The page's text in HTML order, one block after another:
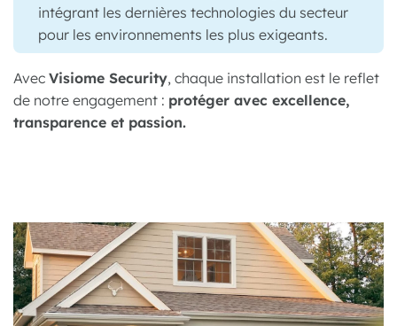
intégrant les dernières technologies du secteur
pour les environnements les plus exigeants.
Avec Visiome Security, chaque installation est le reflet
de notre engagement : protéger avec excellence,
transparence et passion.